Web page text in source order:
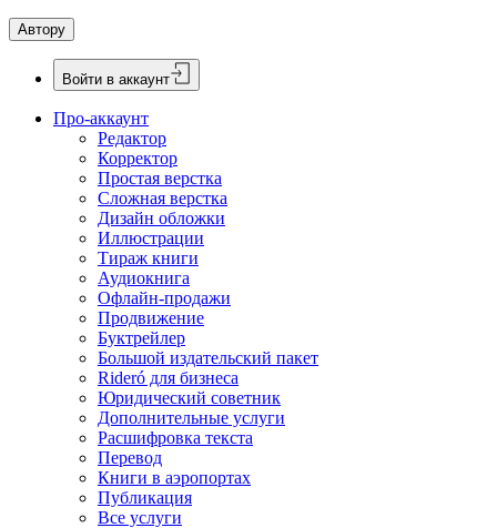
Автору
Войти в аккаунт
Про-аккаунт
Редактор
Корректор
Простая верстка
Сложная верстка
Дизайн обложки
Иллюстрации
Тираж книги
Аудиокнига
Офлайн-продажи
Продвижение
Буктрейлер
Большой издательский пакет
Rideró для бизнеса
Юридический советник
Дополнительные услуги
Расшифровка текста
Перевод
Книги в аэропортах
Публикация
Все услуги